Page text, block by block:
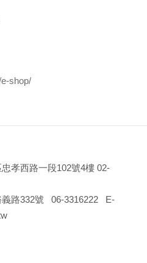
shop/
孝西路一段102號4樓 02-
義路332號 06-3316222 E-